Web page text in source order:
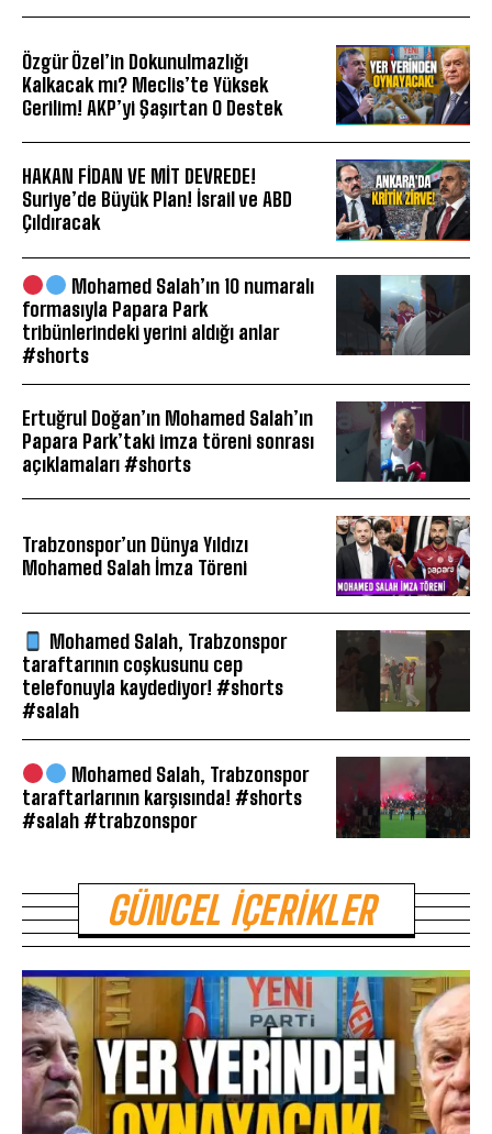
Özgür Özel’in Dokunulmazlığı
Kalkacak mı? Meclis’te Yüksek
Gerilim! AKP’yi Şaşırtan O Destek
HAKAN FİDAN VE MİT DEVREDE!
Suriye’de Büyük Plan! İsrail ve ABD
Çıldıracak
Mohamed Salah’ın 10 numaralı
formasıyla Papara Park
tribünlerindeki yerini aldığı anlar
#shorts
Ertuğrul Doğan’ın Mohamed Salah’ın
Papara Park’taki imza töreni sonrası
açıklamaları #shorts
Trabzonspor’un Dünya Yıldızı
Mohamed Salah İmza Töreni
Mohamed Salah, Trabzonspor
taraftarının coşkusunu cep
telefonuyla kaydediyor! #shorts
#salah
Mohamed Salah, Trabzonspor
taraftarlarının karşısında! #shorts
#salah #trabzonspor
GÜNCEL İÇERIKLER